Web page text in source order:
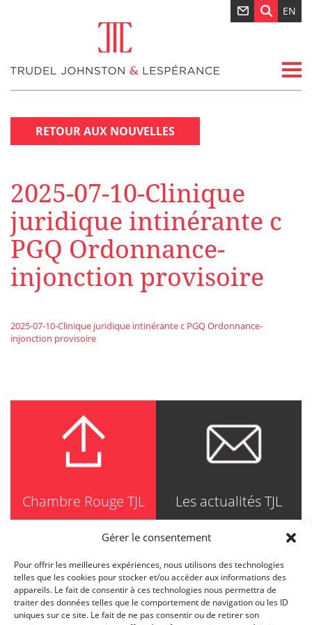
Gérer le consentement
Pour offrir les meilleures expériences, nous utilisons des technologies
telles que les cookies pour stocker et/ou accéder aux informations des
appareils. Le fait de consentir à ces technologies nous permettra de
traiter des données telles que le comportement de navigation ou les ID
uniques sur ce site. Le fait de ne pas consentir ou de retirer son
EN
RETOUR AUX NOUVELLES
2025-07-10-Clinique
juridique intinérante c
PGQ Ordonnance-
injonction provisoire
2025-07-10-Clinique juridique intinérante c PGQ Ordonnance-
injonction provisoire
Chambre Rouge TJL Les actualités TJL
TRUDEL JOHNSTON & LESPÉRANCE
Avocats / Barristers & Solicitors
750, Côte de la Place d'Armes, Suite 90
Montréal (Quebec) H2Y 2X8